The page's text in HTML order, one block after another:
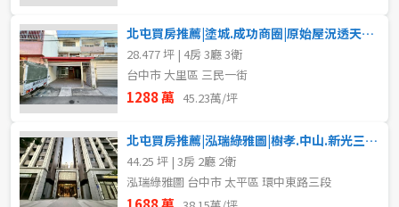
北屯買房推薦|塗城.成功商圈|原始屋況透天車庫
28.477 坪 | 4房 3廳 3衛
台中市 大里區 三民一街
1288 萬 45.23萬/坪
北屯買房推薦|泓瑞綠雅圖|樹孝.中山.新光三大商圈|三房平車
44.25 坪 | 3房 2廳 2衛
泓瑞綠雅圖 台中市 太平區 環中東路三段